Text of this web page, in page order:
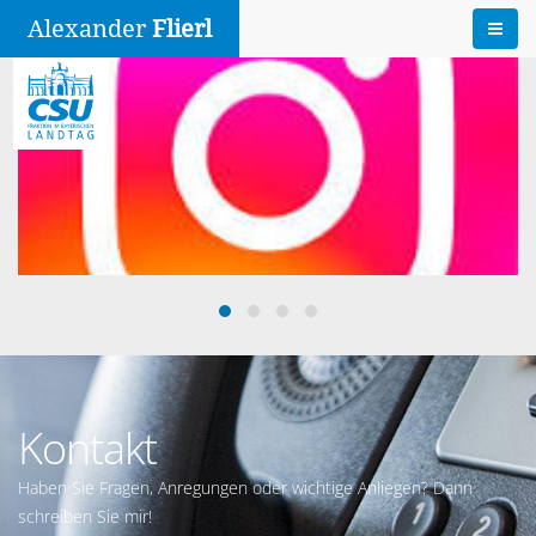
Alexander Flierl
Kontakt
Haben Sie Fragen, Anregungen oder wichtige Anliegen? Dann
schreiben Sie mir!